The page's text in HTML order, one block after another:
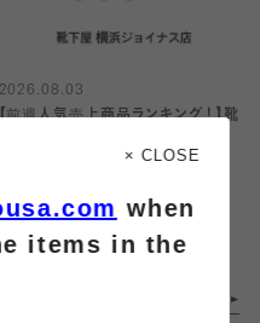
2026.08.03
前週人気売上商品ランキング！】靴
靴下屋
× CLOSE
when
items in the